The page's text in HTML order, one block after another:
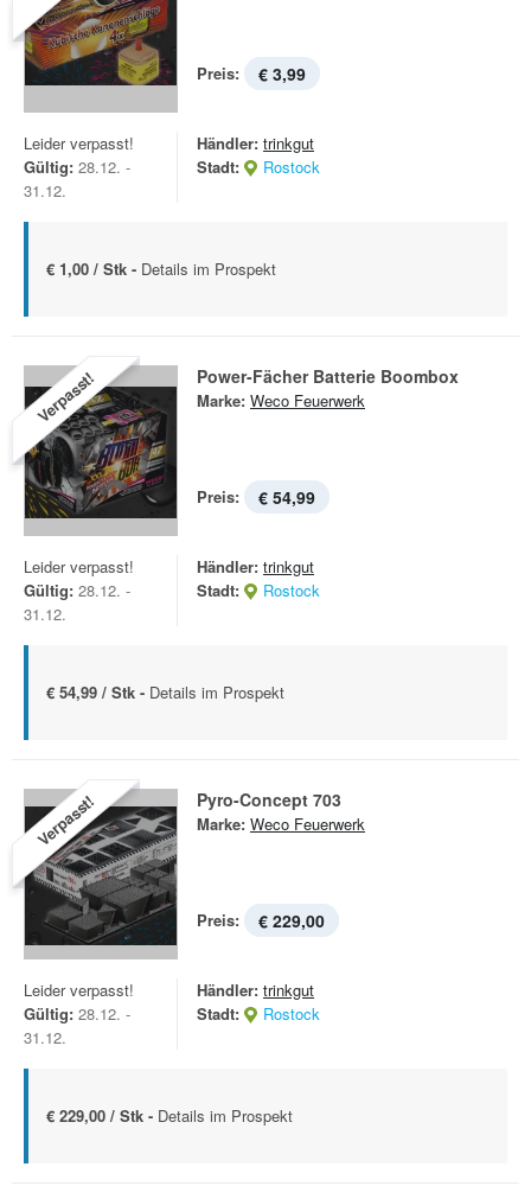
Preis: € 3,99
Leider verpasst!
Gültig: 28.12. -
31.12.
Händler: trinkgut
Stadt:
Rostock
€ 1,00 / Stk - Details im Prospekt
Verpasst! Power-Fächer Batterie Boombox
Marke: Weco Feuerwerk
Preis: € 54,99
Leider verpasst!
Gültig: 28.12. -
31.12.
Händler: trinkgut
Stadt:
Rostock
€ 54,99 / Stk - Details im Prospekt
Verpasst! Pyro-Concept 703
Marke: Weco Feuerwerk
Preis: € 229,00
Leider verpasst!
Gültig: 28.12. -
31.12.
Händler: trinkgut
Stadt:
Rostock
€ 229,00 / Stk - Details im Prospekt